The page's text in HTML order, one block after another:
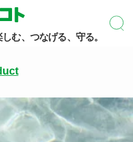
む、つなげる、守る。